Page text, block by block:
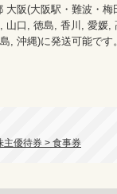
大阪(大阪駅・難波・
山口, 徳島, 香川, 愛媛,
, 沖縄)に発送可能です。
主優待券 > 食事券